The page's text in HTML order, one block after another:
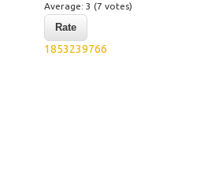
Average: 3 (7 votes)
1853239766